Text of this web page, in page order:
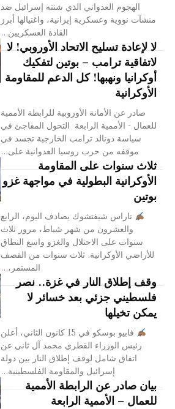
الهجوم العدواني الذي شنته إسرائيل ضد
منشآت نووية وعسكرية إيرانية، واغتيالها أبرز
القادة العسكريين...
لا لإعادة تسليح الاتحاد الأوروبي! لا
لاتفاقية ترامب – بوتين لتفكيك
أوكرانيا ونهبها! كل الدعم للمقاومة
الأوكرانية
صادر عن الأمانة الأوروبية للرابطة الأممية
للعمال - الأممية الرابعة التحول المفاجئ في
سياسة دونالد ترامب الخارجية تجسد في
موقفه من حرب روسيا العدوانية على...
ثلاث سنوات على المقاومة
الأوكرانية البطولية في مواجهة غزو
بوتين
تاراس شيفتشوك يصادف اليوم، الرابع
والعشرون من شهر شباط، مرور ثلاث
سنوات على الاحتلال والغزو واسع النطاق
للأراضي الأوكرانية. ثلاث سنوات من القصف
المستمر،...
وقف إطلاق النار في غزة.. نصر
فلسطيني جزئي بعد خسائر لا
يمكن تخيلها
فابيو بوسكو في 15 كانون الثاني، أعلن
رئيس الوزراء القطري محمد آل ثاني عن
اتفاق شامل لوقف إطلاق النار بين دولة
إسرائيل والمقاومة الفلسطينية...
بيان صادر عن الرابطة الأممية
للعمال – الأممية الرابعة